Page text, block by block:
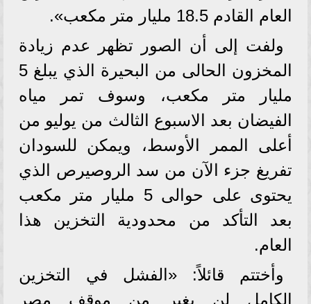
العام القادم 18.5 مليار متر مكعب».
ولفت إلى أن الصور تظهر عدم زيادة
المخزون الحالى من البحيرة الذي يبلغ 5
مليار متر مكعب، وسوف تمر مياه
الفيضان بعد الاسبوع الثالث من يوليو من
أعلى الممر الأوسط، ويمكن للسودان
تفريغ جزء الآن من سد الروصيرص الذي
يحتوى على حوالى 5 مليار متر مكعب
بعد التأكد من محدودية التخزين هذا
العام.
وأختتم قائلاً: «الفشل في التخزين
الكامل لن يغير من موقف مصر